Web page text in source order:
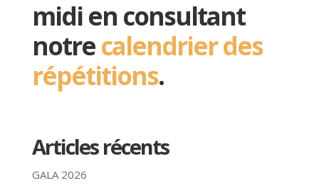
midi en consultant
notrecalendrier des
répétitions.
Articles récents
GALA 2026